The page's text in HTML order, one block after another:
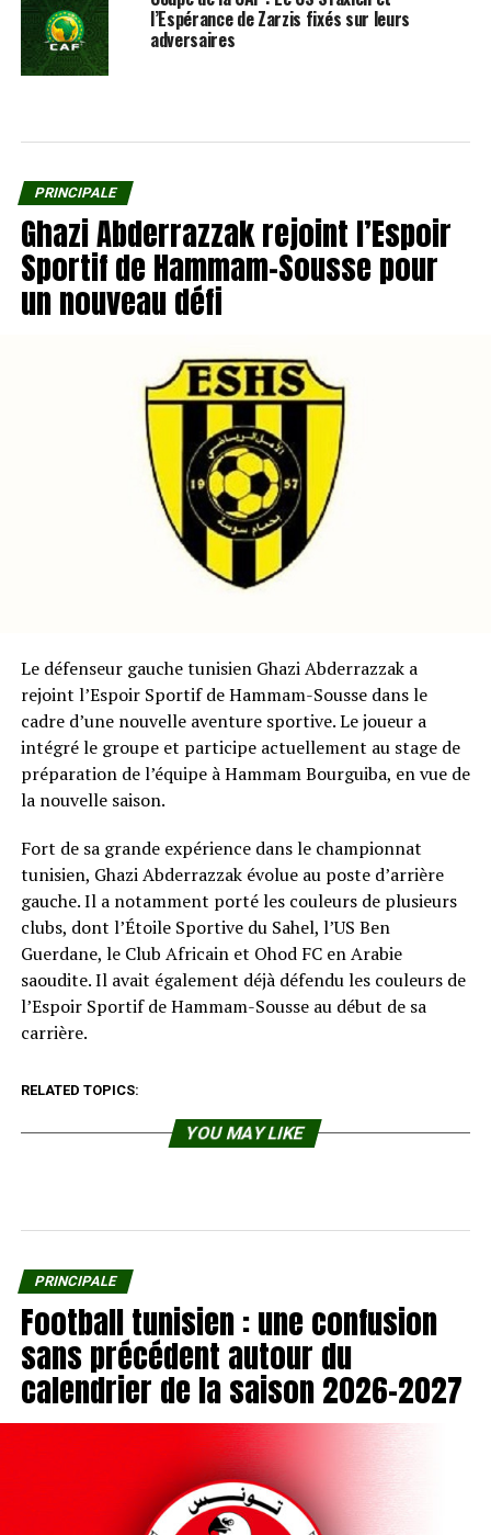
l’Espérance de Zarzis fixés sur leurs
adversaires
PRINCIPALE
Ghazi Abderrazzak rejoint l’Espoir
Sportif de Hammam-Sousse pour
un nouveau défi
Le défenseur gauche tunisien Ghazi Abderrazzak a
rejoint l’Espoir Sportif de Hammam-Sousse dans le
cadre d’une nouvelle aventure sportive. Le joueur a
intégré le groupe et participe actuellement au stage de
préparation de l’équipe à Hammam Bourguiba, en vue de
la nouvelle saison.
Fort de sa grande expérience dans le championnat
tunisien, Ghazi Abderrazzak évolue au poste d’arrière
gauche. Il a notamment porté les couleurs de plusieurs
clubs, dont l’Étoile Sportive du Sahel, l’US Ben
Guerdane, le Club Africain et Ohod FC en Arabie
saoudite. Il avait également déjà défendu les couleurs de
l’Espoir Sportif de Hammam-Sousse au début de sa
carrière.
RELATED TOPICS:
YOU MAY LIKE
PRINCIPALE
Football tunisien : une confusion
sans précédent autour du
calendrier de la saison 2026-2027